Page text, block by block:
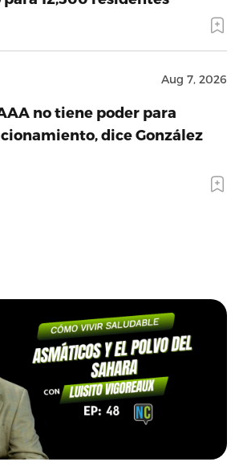
Aug 7, 2026
no tiene poder para
dice González